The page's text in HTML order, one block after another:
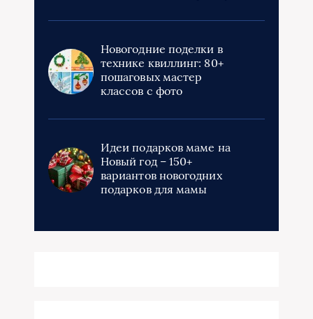
Новогодние поделки в
технике квиллинг: 80+
пошаговых мастер
классов с фото
Идеи подарков маме на
Новый год – 150+
вариантов новогодних
подарков для мамы